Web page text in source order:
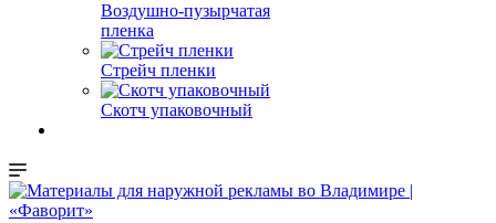
Воздушно-пузырчатая
пленка
Стрейч пленки
Скотч упаковочный